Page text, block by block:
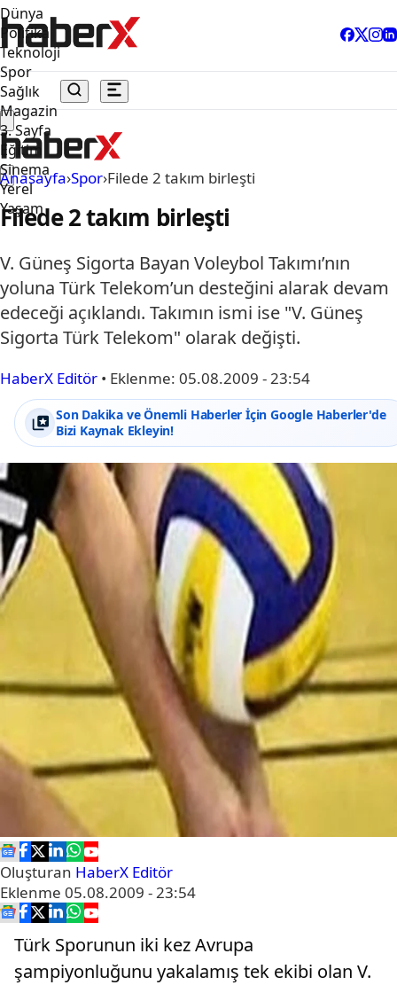
Dünya
Politika
Teknoloji
Spor
Sağlık
Magazin
3. Sayfa
Eğitim
Sinema
Yerel
Yaşam
Anasayfa›Spor›Filede 2 takım birleşti
Filede 2 takım birleşti
V. Güneş Sigorta Bayan Voleybol Takımı’nın
yoluna Türk Telekom’un desteğini alarak devam
edeceği açıklandı. Takımın ismi ise "V. Güneş
Sigorta Türk Telekom" olarak değişti.
HaberX Editör • Eklenme: 05.08.2009 - 23:54
Son Dakika ve Önemli Haberler İçin Google Haberler'de
Bizi Kaynak Ekleyin!
Oluşturan HaberX Editör
Eklenme 05.08.2009 - 23:54
Türk Sporunun iki kez Avrupa
şampiyonluğunu yakalamış tek ekibi olan V.